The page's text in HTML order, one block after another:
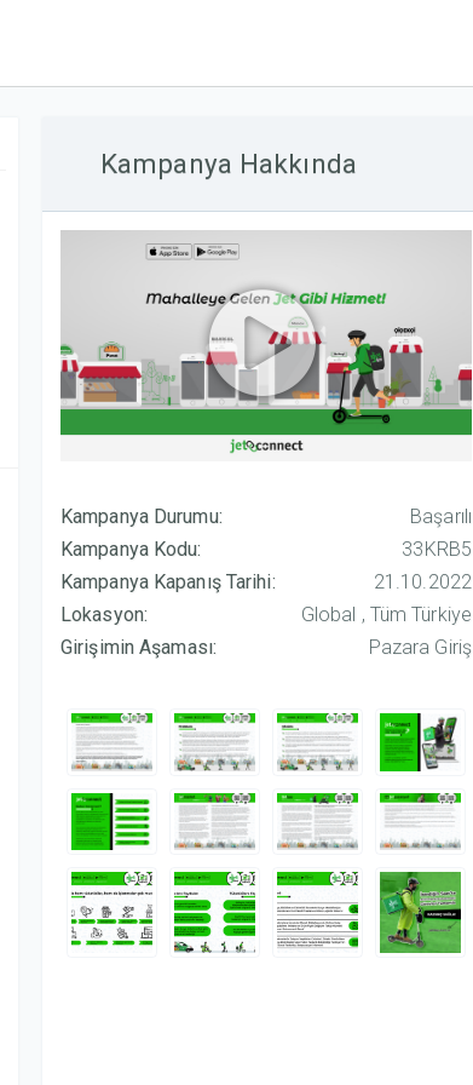
Kampanya Hakkında
Kampanya Durumu:
Başarılı
Kampanya Kodu:
33KRB5
Kampanya Kapanış Tarihi:
21.10.2022
Lokasyon:
Global , Tüm Türkiye
Girişimin Aşaması:
Pazara Giriş